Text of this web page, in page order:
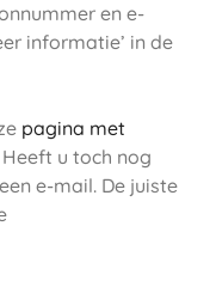
en e-
informatie’ in de
pagina met
u toch nog
e-mail. De juiste